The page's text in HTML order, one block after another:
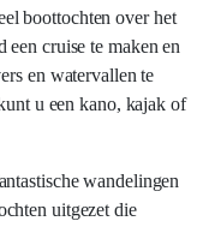
boottochten over het
een cruise te maken en
en watervallen te
u een kano, kajak of
wandelingen
uitgezet die